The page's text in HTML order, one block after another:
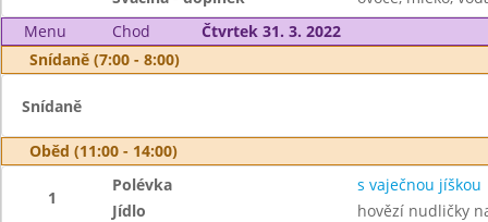
Menu
Chod
Čtvrtek 31. 3. 2022
Snídaně (7:00 - 8:00)
Snídaně
Oběd (11:00 - 14:00)
1
Polévka
s vaječnou jíškou
Jídlo
hovězí nudličky